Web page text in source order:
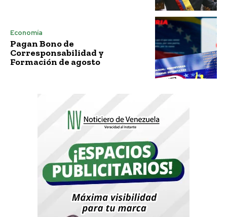
Economía
Pagan Bono de
Corresponsabilidad y
Formación de agosto